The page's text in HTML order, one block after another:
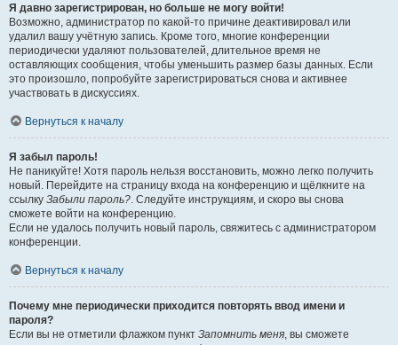
Я давно зарегистрирован, но больше не могу войти!
Возможно, администратор по какой-то причине деактивировал или
удалил вашу учётную запись. Кроме того, многие конференции
периодически удаляют пользователей, длительное время не
оставляющих сообщения, чтобы уменьшить размер базы данных. Если
это произошло, попробуйте зарегистрироваться снова и активнее
участвовать в дискуссиях.
Вернуться к началу
Я забыл пароль!
Не паникуйте! Хотя пароль нельзя восстановить, можно легко получить
новый. Перейдите на страницу входа на конференцию и щёлкните на
ссылку Забыли пароль?. Следуйте инструкциям, и скоро вы снова
сможете войти на конференцию.
Если не удалось получить новый пароль, свяжитесь с администратором
конференции.
Вернуться к началу
Почему мне периодически приходится повторять ввод имени и
пароля?
Если вы не отметили флажком пункт Запомнить меня, вы сможете